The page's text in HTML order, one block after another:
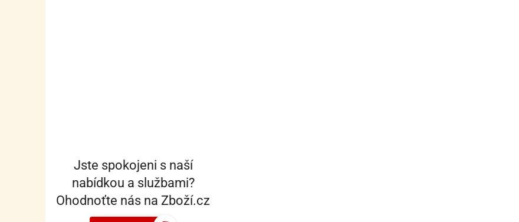
Jste spokojeni s naší
nabídkou a službami?
Ohodnoťte nás na Zboží.cz